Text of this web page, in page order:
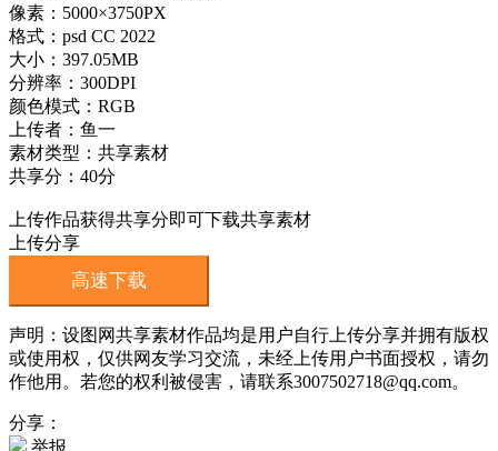
像素：5000×3750PX
格式：psd CC 2022
大小：397.05MB
分辨率：300DPI
颜色模式：RGB
上传者：鱼一
素材类型：共享素材
共享分：40分
上传作品获得共享分即可下载共享素材
上传分享
高速下载
声明：设图网共享素材作品均是用户自行上传分享并拥有版权
或使用权，仅供网友学习交流，未经上传用户书面授权，请勿
作他用。若您的权利被侵害，请联系3007502718@qq.com。
分享：
举报